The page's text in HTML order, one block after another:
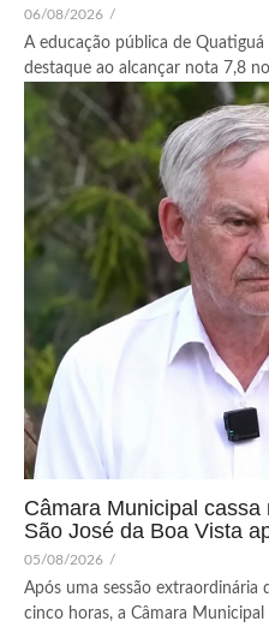
06/08/2026 /
A educação pública de
destaque ao alcançar nota 7,8
Câmara Municipal
São José da Boa Vista
05/08/2026 /
Após uma sessão extraordinária
cinco horas, a Câmara Municipal